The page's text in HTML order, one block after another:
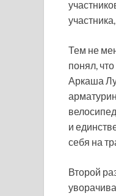
Тем не
понял,
Аркаша
и
себя на
Второй